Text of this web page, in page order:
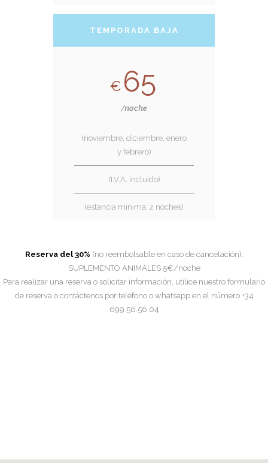
TEMPORADA BAJA
€ 65
/noche
(noviembre, diciembre, enero
y febrero)
(I.V.A. incluido)
(estancia mínima: 2 noches)
Reserva del 30% (no reembolsable en caso de cancelación).
SUPLEMENTO ANIMALES 5€/noche
Para realizar una reserva o solicitar información, utilice nuestro formulario
de reserva o contáctenos por teléfono o whatsapp en el número +34
699.56.56.04